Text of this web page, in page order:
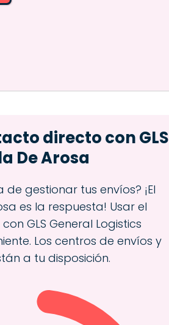
directo con GLS
De Arosa
gestionar tus envíos? ¡El
es la respuesta! Usar el
GLS General Logistics
Los centros de envíos y
a tu disposición.